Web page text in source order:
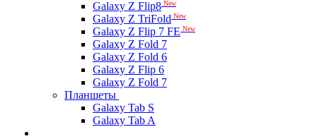
Galaxy Z Flip8 New
Galaxy Z TriFold New
Galaxy Z Flip 7 FE New
Galaxy Z Fold 7
Galaxy Z Fold 6
Galaxy Z Flip 6
Galaxy Z Fold 7
Планшеты
Galaxy Tab S
Galaxy Tab A